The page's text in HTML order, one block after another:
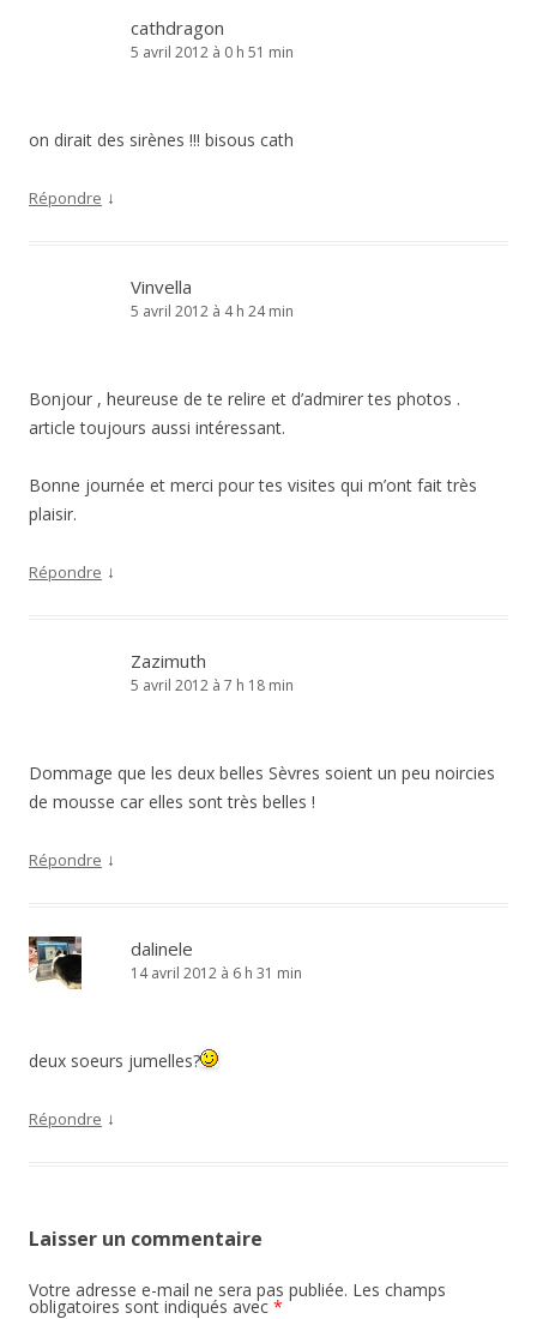
cathdragon
5 avril 2012 à 0 h 51 min
on dirait des sirènes !!! bisous cath
Répondre ↓
Vinvella
5 avril 2012 à 4 h 24 min
Bonjour , heureuse de te relire et d’admirer tes photos .
article toujours aussi intéressant.
Bonne journée et merci pour tes visites qui m’ont fait très
plaisir.
Répondre ↓
Zazimuth
5 avril 2012 à 7 h 18 min
Dommage que les deux belles Sèvres soient un peu noircies
de mousse car elles sont très belles !
Répondre ↓
dalinele
14 avril 2012 à 6 h 31 min
deux soeurs jumelles?
Répondre ↓
Laisser un commentaire
Votre adresse e-mail ne sera pas publiée. Les champs
obligatoires sont indiqués avec *